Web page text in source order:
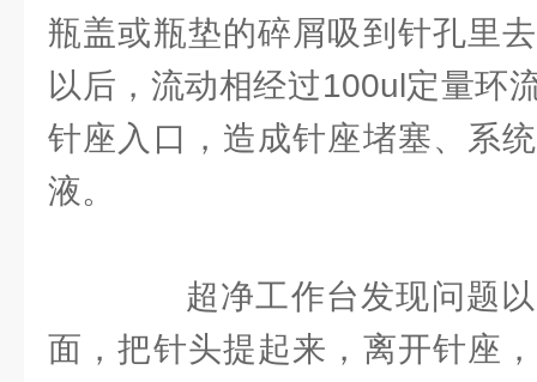
瓶盖或瓶垫的碎屑吸到针孔里
以后，流动相经过100ul定量环
针座入口，造成针座堵塞、系
液。
超净工作台发现问题以
面，把针头提起来，离开针座